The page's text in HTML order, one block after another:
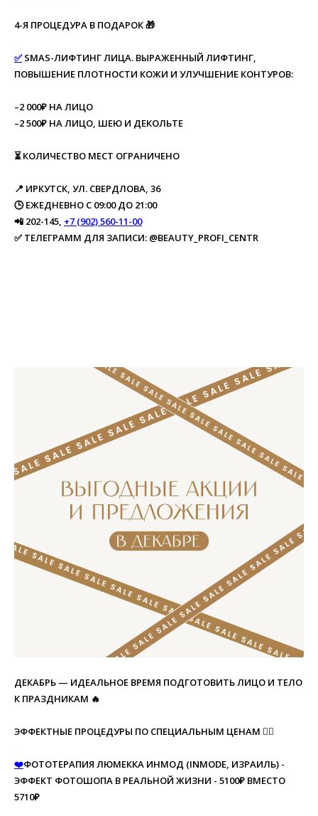
4-Я ПРОЦЕДУРА В ПОДАРОК 🎁
✅ SMAS-ЛИФТИНГ ЛИЦА. ВЫРАЖЕННЫЙ ЛИФТИНГ,
ПОВЫШЕНИЕ ПЛОТНОСТИ КОЖИ И УЛУЧШЕНИЕ КОНТУРОВ:
–2 000₽ НА ЛИЦО
–2 500₽ НА ЛИЦО, ШЕЮ И ДЕКОЛЬТЕ
⏳ КОЛИЧЕСТВО МЕСТ ОГРАНИЧЕНО
📍 ИРКУТСК, УЛ. СВЕРДЛОВА, 36
🕒 ЕЖЕДНЕВНО С 09:00 ДО 21:00
📲 202-145, +7 (902) 560-11-00
✅ ТЕЛЕГРАММ ДЛЯ ЗАПИСИ: @BEAUTY_PROFI_CENTR
ДЕКАБРЬ — ИДЕАЛЬНОЕ ВРЕМЯ ПОДГОТОВИТЬ ЛИЦО И ТЕЛО
К ПРАЗДНИКАМ 🔥
ЭФФЕКТНЫЕ ПРОЦЕДУРЫ ПО СПЕЦИАЛЬНЫМ ЦЕНАМ 👇🏻
❤️ФОТОТЕРАПИЯ ЛЮМЕККА ИНМОД (INMODE, ИЗРАИЛЬ) -
ЭФФЕКТ ФОТОШОПА В РЕАЛЬНОЙ ЖИЗНИ - 5100₽ ВМЕСТО
5710₽